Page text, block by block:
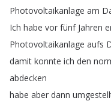
Photovoltaikanlage am
Ich habe vor fünf Jahren
Photovoltaikanlage aufs
damit konnte ich den
abdecken
habe aber dann